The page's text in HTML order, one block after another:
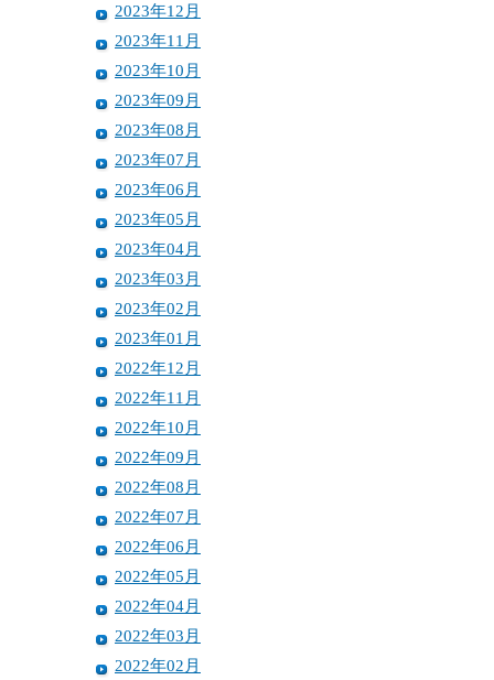
2023年12月
2023年11月
2023年10月
2023年09月
2023年08月
2023年07月
2023年06月
2023年05月
2023年04月
2023年03月
2023年02月
2023年01月
2022年12月
2022年11月
2022年10月
2022年09月
2022年08月
2022年07月
2022年06月
2022年05月
2022年04月
2022年03月
2022年02月